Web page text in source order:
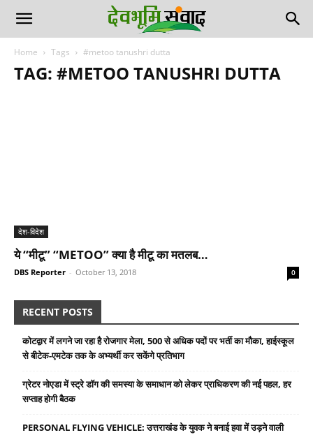
Home Tags #metoo tanushri dutta
TAG: #METOO TANUSHRI DUTTA
देश-विदेश
ये “मीटू” “METOO” क्या है मीटू का मतलब…
DBS Reporter - October 13, 2018 0
RECENT POSTS
कोटद्वार में लगने जा रहा है रोजगार मेला, 500 से अधिक पदों पर भर्ती का मौका, हाईस्कूल
से बीटेक-एमटेक तक के अभ्यर्थी कर सकेंगे प्रतिभाग
ग्रेटर नोएडा में स्ट्रे डॉग की समस्या के समाधान को लेकर प्राधिकरण की नई पहल, हर
सप्ताह होगी बैठक
PERSONAL FLYING VEHICLE: उत्तराखंड के युवक ने बनाई हवा में उड़ने वाली